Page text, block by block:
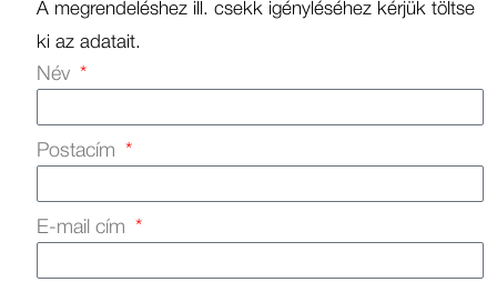
A megrendeléshez ill. csekk igényléséhez kérjük töltse
ki az adatait.
Név
Postacím
E-mail cím